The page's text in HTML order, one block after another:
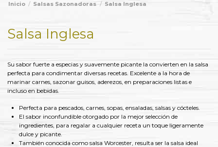
Inicio Salsas Sazonadoras Salsa Inglesa
Salsa Inglesa
Su sabor fuerte a especias y suavemente picante la convierten en la salsa
perfecta para condimentar diversas recetas. Excelente a la hora de
marinar carnes, sazonar guisos, aderezos, en preparaciones listas e
incluso en bebidas.
Perfecta para pescados, carnes, sopas, ensaladas, salsas y cócteles.
El sabor inconfundible otorgado por la mejor selección de
ingredientes, para regalar a cualquier receta un toque ligeramente
dulce y picante.
También conocida como salsa Worcester, resulta ser la salsa ideal